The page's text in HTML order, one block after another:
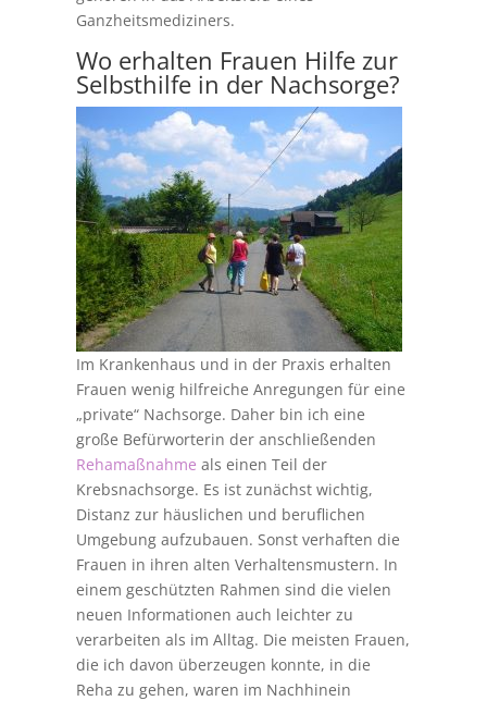
Ganzheitsmediziners.
Wo erhalten Frauen Hilfe zur
Selbsthilfe in der Nachsorge?
Im Krankenhaus und in der Praxis erhalten
Frauen wenig hilfreiche Anregungen für eine
„private“ Nachsorge. Daher bin ich eine
große Befürworterin der anschließenden
Rehamaßnahme als einen Teil der
Krebsnachsorge. Es ist zunächst wichtig,
Distanz zur häuslichen und beruflichen
Umgebung aufzubauen. Sonst verhaften die
Frauen in ihren alten Verhaltensmustern. In
einem geschützten Rahmen sind die vielen
neuen Informationen auch leichter zu
verarbeiten als im Alltag. Die meisten Frauen,
die ich davon überzeugen konnte, in die
Reha zu gehen, waren im Nachhinein